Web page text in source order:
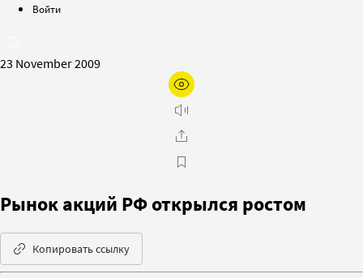
Войти
23 November 2009
Рынок акций РФ открылся ростом
Копировать ссылку